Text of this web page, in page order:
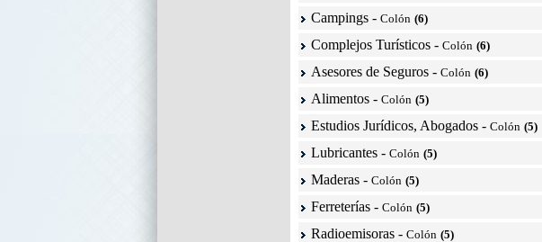
Campings - Colón (6)
Complejos Turísticos - Colón (6)
Asesores de Seguros - Colón (6)
Alimentos - Colón (5)
Estudios Jurídicos, Abogados - Colón (5)
Lubricantes - Colón (5)
Maderas - Colón (5)
Ferreterías - Colón (5)
Radioemisoras - Colón (5)